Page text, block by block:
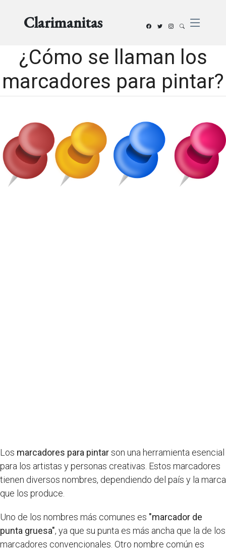
Clarimanitas
¿Cómo se llaman los
marcadores para pintar?
Los marcadores para pintarson una herramienta esencial
para los artistas y personas creativas. Estos marcadores
tienen diversos nombres, dependiendo del país y la marca
que los produce.
Uno de los nombres más comunes es "marcador de
punta gruesa", ya que su punta es más ancha que la de los
marcadores convencionales. Otro nombre común es